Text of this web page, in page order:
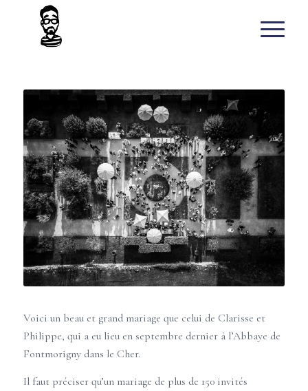
Voici un beau et grand mariage que celui de Clarisse et
Philippe, qui a eu lieu en septembre dernier à l’Abbaye de
Fontmorignydans le Cher.
Il faut préciser qu’un mariage de plus de 150 invités